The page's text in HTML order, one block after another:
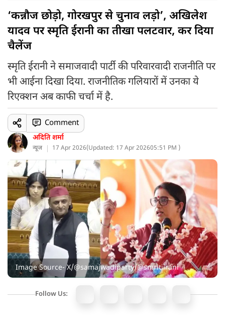
‘कन्नौज छोड़ो, गोरखपुर से चुनाव लड़ो’, अखिलेश
यादव पर स्मृति ईरानी का तीखा पलटवार, कर दिया
चैलेंज
स्मृति ईरानी ने समाजवादी पार्टी की परिवारवादी राजनीति पर
भी आईना दिखा दिया. राजनीतिक गलियारों में उनका ये
रिएक्शन अब काफी चर्चा में है.
अदिति शर्मा
न्यूज 17 Apr 2026(Updated: 17 Apr 202605:51 PM )
Comment
Image Source- X/@samajwadiparty/@smritiirani
Follow Us: